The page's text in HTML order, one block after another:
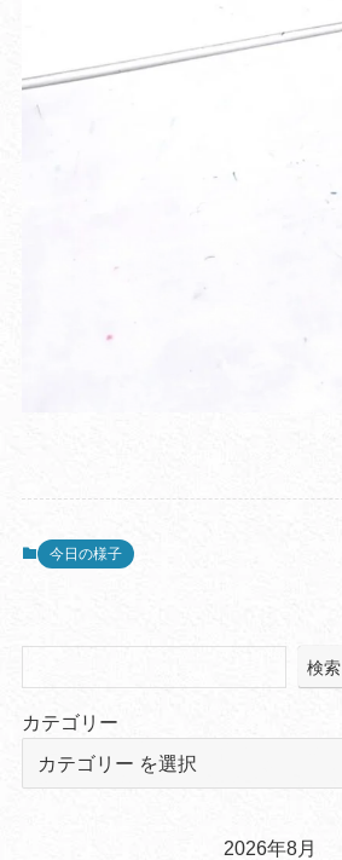
今日の様子
検索
カテゴリー
2026年8月